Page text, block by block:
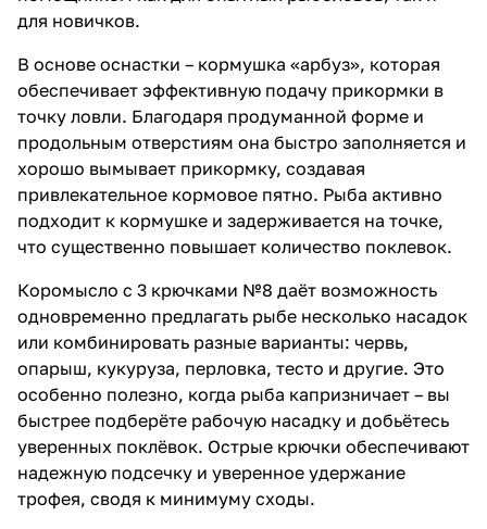
для новичков.
В основе оснастки – кормушка «арбуз», которая
обеспечивает эффективную подачу прикормки в
точку ловли. Благодаря продуманной форме и
продольным отверстиям она быстро заполняется и
хорошо вымывает прикормку, создавая
привлекательное кормовое пятно. Рыба активно
подходит к кормушке и задерживается на точке,
что существенно повышает количество поклевок.
Коромысло с 3 крючками №8 даёт возможность
одновременно предлагать рыбе несколько насадок
или комбинировать разные варианты: червь,
опарыш, кукуруза, перловка, тесто и другие. Это
особенно полезно, когда рыба капризничает – вы
быстрее подберёте рабочую насадку и добьётесь
уверенных поклёвок. Острые крючки обеспечивают
надежную подсечку и уверенное удержание
трофея, сводя к минимуму сходы.